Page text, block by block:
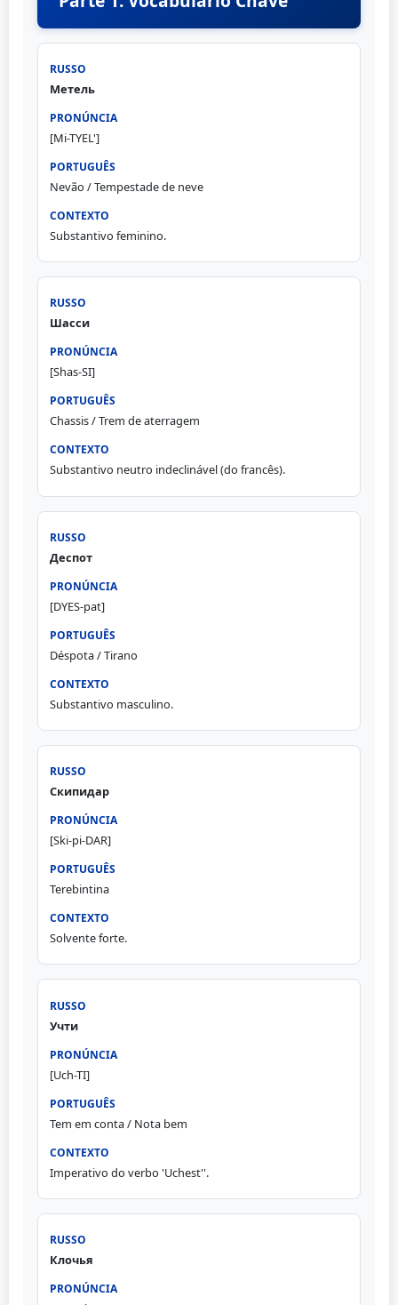
Метель
[Mi-TYEL']
Nevão / Tempestade de neve
Substantivo feminino.
Шасси
[Shas-SI]
Chassis / Trem de aterragem
Substantivo neutro indeclinável (do francês).
Деспот
[DYES-pat]
Déspota / Tirano
Substantivo masculino.
Скипидар
[Ski-pi-DAR]
Terebintina
Solvente forte.
Учти
[Uch-TI]
Tem em conta / Nota bem
Imperativo do verbo 'Uchest''.
Клочья